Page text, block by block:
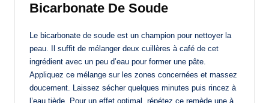
Bicarbonate De Soude
Le bicarbonate de soude est un champion pour nettoyer la
peau. Il suffit de mélanger deux cuillères à café de cet
ingrédient avec un peu d’eau pour former une pâte.
Appliquez ce mélange sur les zones concernées et massez
doucement. Laissez sécher quelques minutes puis rincez à
l’eau tiède. Pour un effet optimal, répétez ce remède une à